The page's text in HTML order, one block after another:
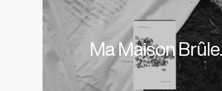
Ma Maison Brûle.